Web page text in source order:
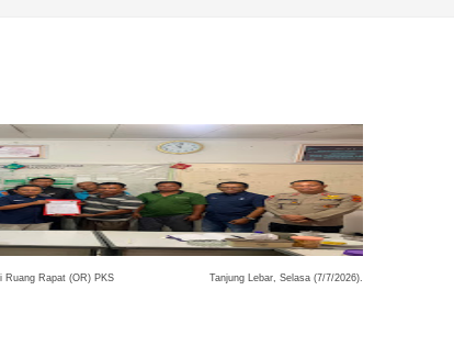
di Ruang Rapat (OR) PKS Tanjung Lebar, Selasa (7/7/2026).